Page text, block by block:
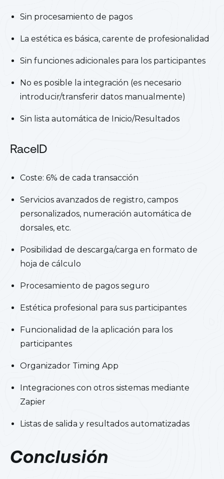
Sin procesamiento de pagos
La estética es básica, carente de profesionalidad
Sin funciones adicionales para los participantes
No es posible la integración (es necesario
introducir/transferir datos manualmente)
Sin lista automática de Inicio/Resultados
RaceID
Coste: 6% de cada transacción
Servicios avanzados de registro, campos
personalizados, numeración automática de
dorsales, etc.
Posibilidad de descarga/carga en formato de
hoja de cálculo
Procesamiento de pagos seguro
Estética profesional para sus participantes
Funcionalidad de la aplicación para los
participantes
Organizador Timing App
Integraciones con otros sistemas mediante
Zapier
Listas de salida y resultados automatizadas
Conclusión